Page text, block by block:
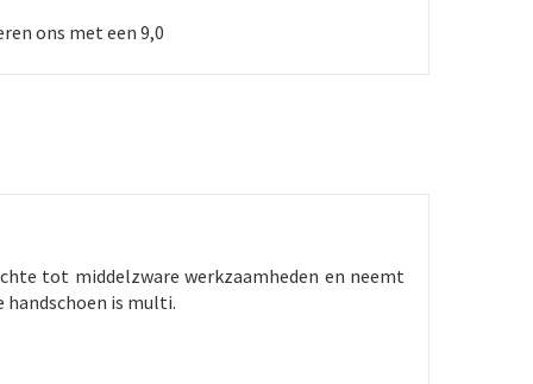
ons met een 9,0
tot middelzware werkzaamheden en neemt
handschoen is multi.